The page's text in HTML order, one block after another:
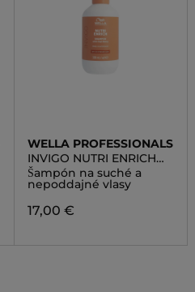
WELLA PROFESSIONALS
INVIGO NUTRI ENRICH
SHAMPOO
Šampón na suché a
nepoddajné vlasy
17,00 €